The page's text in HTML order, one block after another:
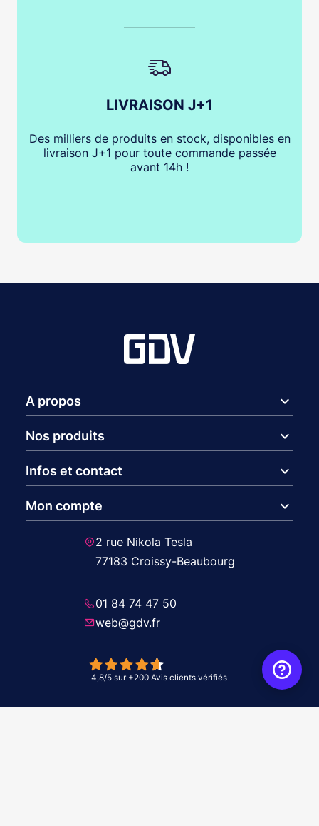
LIVRAISON J+1
Des milliers de produits en stock, disponibles en
livraison J+1 pour toute commande passée
avant 14h !
A propos expand_more
Nos produits expand_more
Infos et contact expand_more
Mon compte expand_more
2 rue Nikola Tesla
77183 Croissy-Beaubourg
01 84 74 47 50
web@gdv.fr